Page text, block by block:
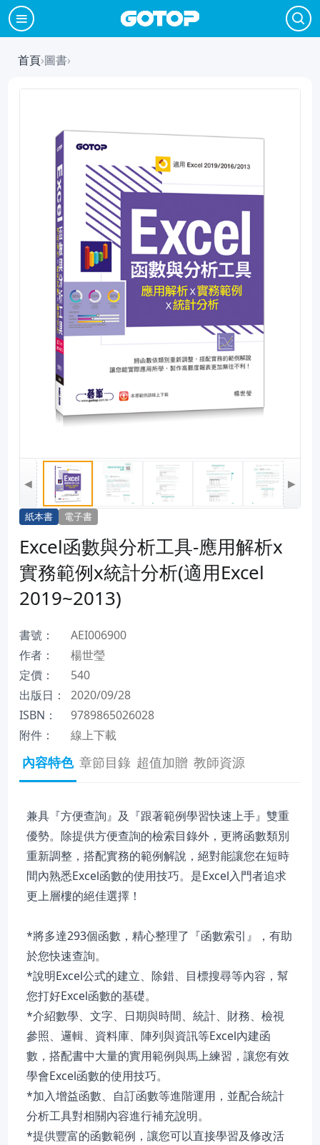
首頁›圖書›
◀ ▶
紙本書 電子書
Excel函數與分析工具-應用解析x
實務範例x統計分析(適用Excel
2019~2013)
書號：
AEI006900
作者：
楊世瑩
定價：
540
出版日：
2020/09/28
ISBN：
9789865026028
附件：
線上下載
內容特色 章節目錄 超值加贈 教師資源
兼具『方便查詢』及『跟著範例學習快速上手』雙重
優勢。除提供方便查詢的檢索目錄外，更將函數類別
重新調整，搭配實務的範例解說，絕對能讓您在短時
間內熟悉Excel函數的使用技巧。是Excel入門者追求
更上層樓的絕佳選擇！
*將多達293個函數，精心整理了『函數索引』，有助
於您快速查詢。
*說明Excel公式的建立、除錯、目標搜尋等內容，幫
您打好Excel函數的基礎。
*介紹數學、文字、日期與時間、統計、財務、檢視
參照、邏輯、資料庫、陣列與資訊等Excel內建函
數，搭配書中大量的實用範例與馬上練習，讓您有效
學會Excel函數的使用技巧。
*加入增益函數、自訂函數等進階運用，並配合統計
分析工具對相關內容進行補充說明。
*提供豐富的函數範例，讓您可以直接學習及修改活